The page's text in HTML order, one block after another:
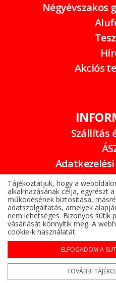
Négyévszakos
Akciós
Szállítás
Online
Copyright © 2022-
Tájékoztatjuk, hogy a
alkalmazásának célja, egyrészt
működésének biztosítása,
adatszolgáltatás, amelyek
nem lehetséges. Bizonyos sütik
vásárlását könnyítik meg. A
cookie-k használatát.
ELFOGADOM A
TOVÁBBI